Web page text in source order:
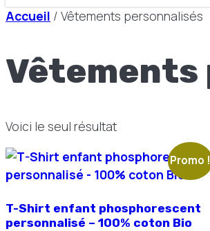
Accueil / Vêtements personnalisés
Vêtements
Voici le seul résultat
Promo !
T-Shirt enfant phosphorescent
personnalisé – 100% coton Bio